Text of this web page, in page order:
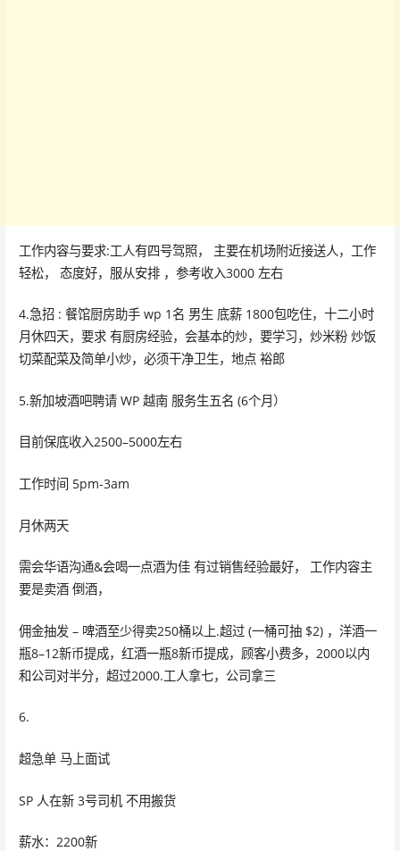
工作内容与要求:工人有四号驾照， 主要在机场附近接送人，工作
轻松， 态度好，服从安排 ，参考收入3000 左右
4.急招 : 餐馆厨房助手 wp 1名 男生 底薪 1800包吃住，十二小时
月休四天，要求 有厨房经验，会基本的炒，要学习，炒米粉 炒饭
切菜配菜及简单小炒，必须干净卫生，地点 裕郎
5.新加坡酒吧聘请 WP 越南 服务生五名 (6个月）
目前保底收入2500–5000左右
工作时间 5pm-3am
月休两天
需会华语沟通&会喝一点酒为佳 有过销售经验最好， 工作内容主
要是卖酒 倒酒，
佣金抽发 – 啤酒至少得卖250桶以上.超过 (一桶可抽 $2) ，洋酒一
瓶8–12新币提成，红酒一瓶8新币提成，顾客小费多，2000以内
和公司对半分，超过2000.工人拿七，公司拿三
6.
超急单 马上面试
SP 人在新 3号司机 不用搬货
薪水：2200新